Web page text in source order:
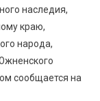
На
наследия,
краю,
народа,
сообщается на